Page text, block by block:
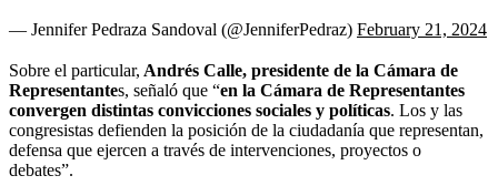
— Jennifer Pedraza Sandoval (@JenniferPedraz) February 21, 2024
Sobre el particular, Andrés Calle, presidente de la Cámara de
Representantes, señaló que “en la Cámara de Representantes
convergen distintas convicciones sociales y políticas. Los y las
congresistas defienden la posición de la ciudadanía que representan,
defensa que ejercen a través de intervenciones, proyectos o
debates”.